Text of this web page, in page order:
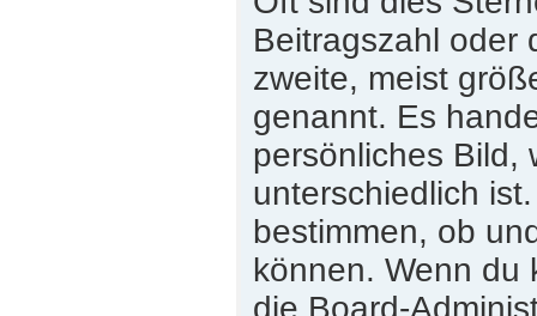
Beitragszahl oder
zweite, meist
genannt. Es
persönliches Bild,
unterschiedlich
bestimmen, ob
können. Wenn du
die Board-